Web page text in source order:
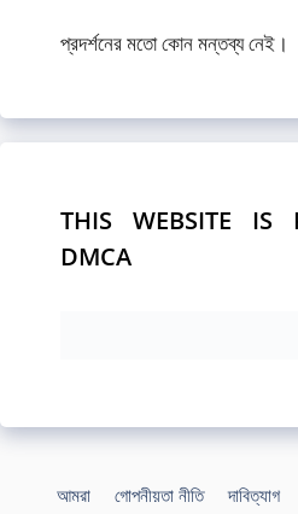
প্রদর্শনের মতো কোন মন্তব্য নেই।
THIS WEBSITE IS
DMCA
আমরা গোপনীয়তা নীতি দাবিত্যাগ